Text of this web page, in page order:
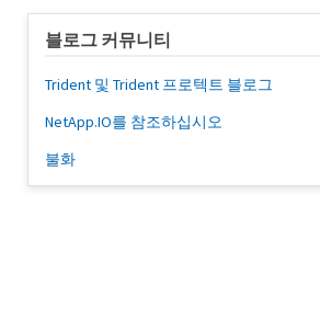
블로그 커뮤니티
Trident 및 Trident 프로텍트 블로그
NetApp.IO를 참조하십시오
불화